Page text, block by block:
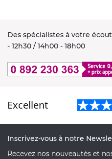
Des spécialistes à votre
- 12h30 / 14h00 - 18h00
Excellent
Inscrivez-vous à notre
Recevez nos nouveautés et